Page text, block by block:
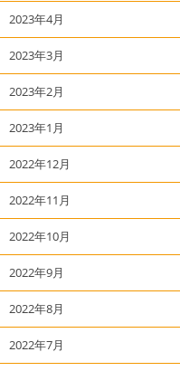
2023年4月
2023年3月
2023年2月
2023年1月
2022年12月
2022年11月
2022年10月
2022年9月
2022年8月
2022年7月